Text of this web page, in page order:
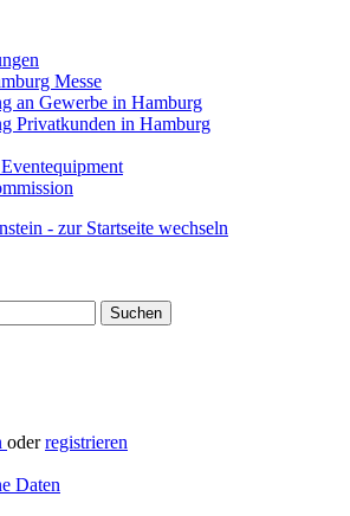
Messe
an Gewerbe in Hamburg
Privatkunden in Hamburg
Suchen
oderregistrieren
Daten